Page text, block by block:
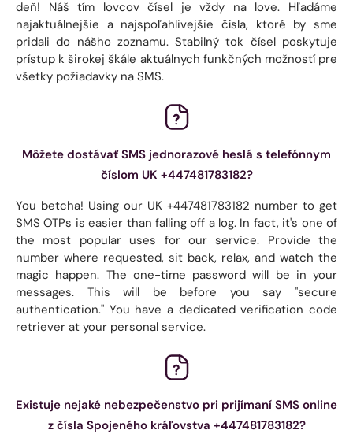
deň! Náš tím lovcov čísel je vždy na love. Hľadáme
najaktuálnejšie a najspoľahlivejšie čísla, ktoré by sme
pridali do nášho zoznamu. Stabilný tok čísel poskytuje
prístup k širokej škále aktuálnych funkčných možností pre
všetky požiadavky na SMS.
Môžete dostávať SMS jednorazové heslá s telefónnym
číslom UK +447481783182?
You betcha! Using our UK +447481783182 number to get
SMS OTPs is easier than falling off a log. In fact, it's one of
the most popular uses for our service. Provide the
number where requested, sit back, relax, and watch the
magic happen. The one-time password will be in your
messages. This will be before you say "secure
authentication." You have a dedicated verification code
retriever at your personal service.
Existuje nejaké nebezpečenstvo pri prijímaní SMS online
z čísla Spojeného kráľovstva +447481783182?